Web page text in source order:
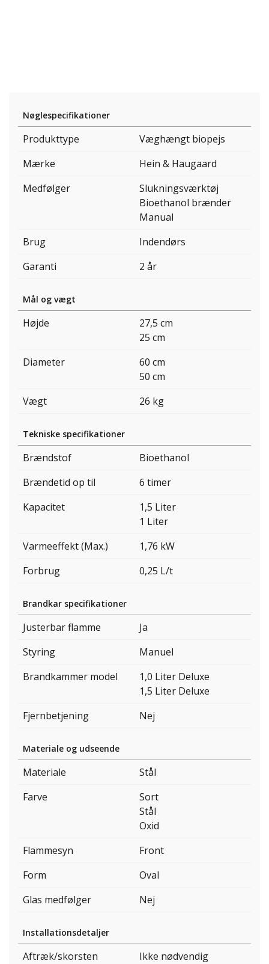
Nøglespecifikationer
Produkttype
Væghængt biopejs
Mærke
Hein & Haugaard
Medfølger
Slukningsværktøj
Bioethanol brænder
Manual
Brug
Indendørs
Garanti
2 år
Mål og vægt
Højde
27,5 cm
25 cm
Diameter
60 cm
50 cm
Vægt
26 kg
Tekniske specifikationer
Brændstof
Bioethanol
Brændetid op til
6 timer
Kapacitet
1,5 Liter
1 Liter
Varmeeffekt (Max.)
1,76 kW
Forbrug
0,25 L/t
Brandkar specifikationer
Justerbar flamme
Ja
Styring
Manuel
Brandkammer model
1,0 Liter Deluxe
1,5 Liter Deluxe
Fjernbetjening
Nej
Materiale og udseende
Materiale
Stål
Farve
Sort
Stål
Oxid
Flammesyn
Front
Form
Oval
Glas medfølger
Nej
Installationsdetaljer
Aftræk/skorsten
Ikke nødvendig